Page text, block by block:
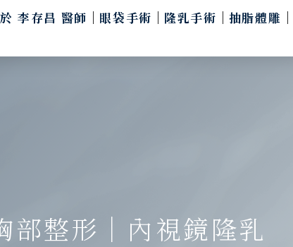
李存昌 醫師 眼袋手術 隆乳手術 抽脂體雕
部整形｜內視鏡隆乳